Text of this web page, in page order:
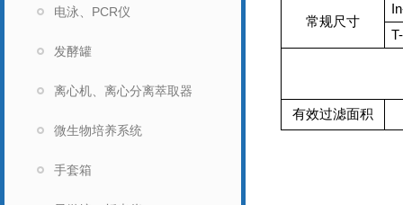
电泳、PCR仪
发酵罐
离心机、离心分离萃取器
微生物培养系统
手套箱
常规尺寸
有效过滤面积